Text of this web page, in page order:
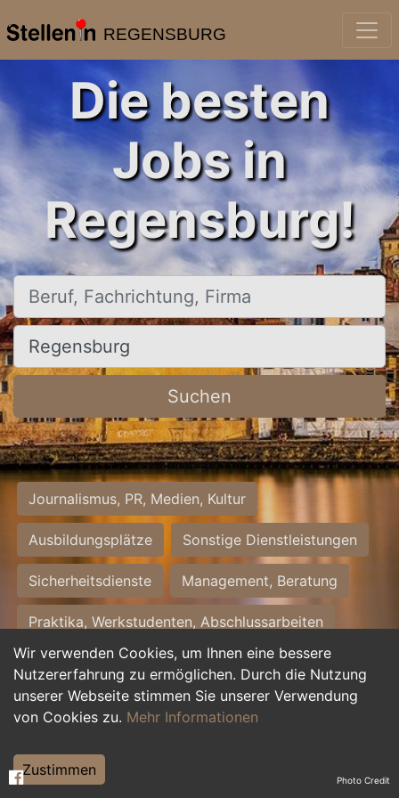
REGENSBURG
Wir verwenden Cookies, um Ihnen eine bessere
Nutzererfahrung zu ermöglichen. Durch die Nutzung
unserer Webseite stimmen Sie unserer Verwendung
von Cookies zu. Mehr Informationen
Zustimmen
Die besten
Jobs in
Regensburg!
Beruf, Fachrichtung, Firma
Ort, Stadt
Suchen
Journalismus, PR, Medien, Kultur
Ausbildungsplätze Sonstige Dienstleistungen
Sicherheitsdienste Management, Beratung
Praktika, Werkstudenten, Abschlussarbeiten
Personalwesen Assistenz, Sekretariat
Hilfskräfte, Aushilfs- und Nebenjobs
Weiterbildung, Studium, duale Ausbildung Photo Credit